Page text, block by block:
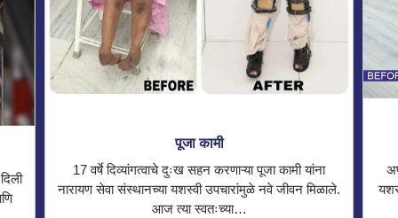
पूजा कामी
17 वर्षे दिव्यांगत्वाचे दुःख सहन करणाऱ्या पूजा कामी यांना
नारायण सेवा संस्थानच्या यशस्वी उपचारांमुळे नवे जीवन मिळाले.
आज त्या स्वतःच्या…